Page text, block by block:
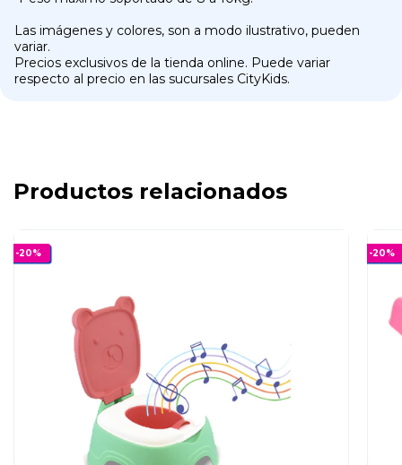
Las imágenes y colores, son a modo ilustrativo, pueden
variar.
Precios exclusivos de la tienda online. Puede variar
respecto al precio en las sucursales CityKids.
Productos relacionados
-20% -20%